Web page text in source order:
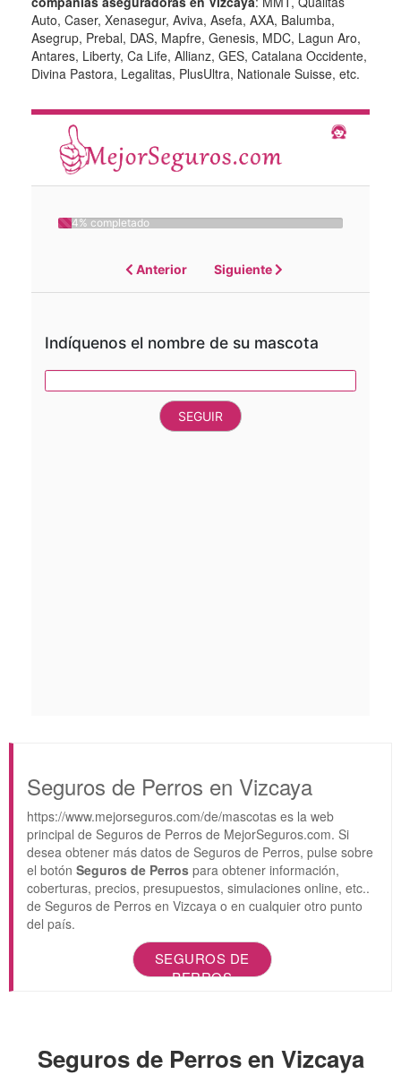
Auto, Caser, Xenasegur, Aviva, Asefa, AXA, Balumba,
Asegrup, Prebal, DAS, Mapfre, Genesis, MDC, Lagun Aro,
Antares, Liberty, Ca Life, Allianz, GES, Catalana Occidente,
Divina Pastora, Legalitas, PlusUltra, Nationale Suisse, etc.
Anterior
4% completado
Siguiente
Indíquenos el nombre de su mascota
SEGUIR
Seguros de Perros en Vizcaya
https://www.mejorseguros.com/de/mascotas es la web
principal de Seguros de Perros de MejorSeguros.com. Si
desea obtener más datos de Seguros de Perros, pulse sobre
el botón Seguros de Perros para obtener información,
coberturas, precios, presupuestos, simulaciones online, etc..
de Seguros de Perros en Vizcaya o en cualquier otro punto
del país.
SEGUROS DE
PERROS
Seguros de Perros en Vizcaya